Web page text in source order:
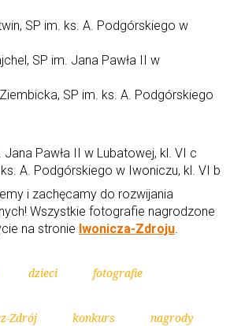
SP im. ks. A. Podgórskiego w
SP im. Jana Pawła II w
SP im. ks. A. Podgórskiego
Jana Pawła II w Lubatowej, kl. VI c
A. Podgórskiego w Iwoniczu, kl. VI b
i zachęcamy do rozwijania
Wszystkie fotografie nagrodzone
na stronie Iwonicza-Zdroju.
dzieci fotografie
Zdrój konkurs nagrody